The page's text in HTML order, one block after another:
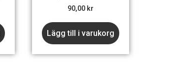
90,00 kr
Lägg till i varukorg